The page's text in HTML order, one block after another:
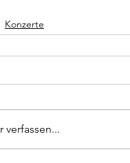
Konzerte
verfassen...